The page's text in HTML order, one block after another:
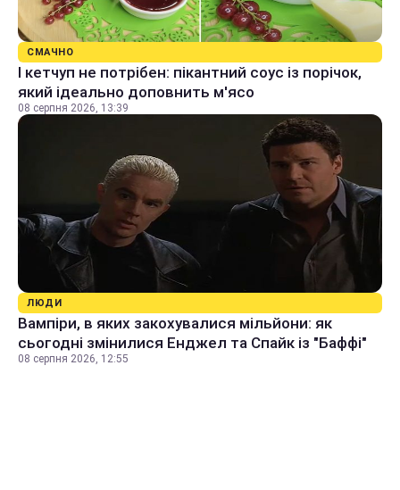
СМАЧНО
І кетчуп не потрібен: пікантний соус із порічок,
який ідеально доповнить м'ясо
08 серпня 2026, 13:39
ЛЮДИ
Вампіри, в яких закохувалися мільйони: як
сьогодні змінилися Енджел та Спайк із "Баффі"
08 серпня 2026, 12:55